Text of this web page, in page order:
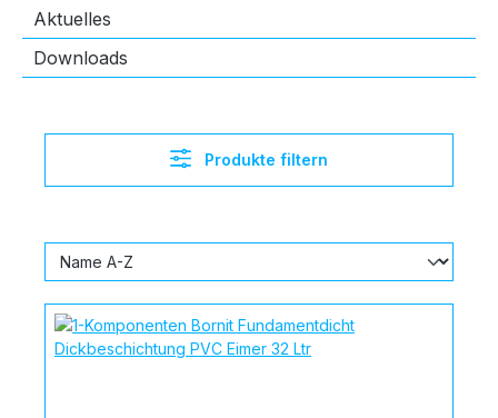
Aktuelles
Downloads
Produkte filtern